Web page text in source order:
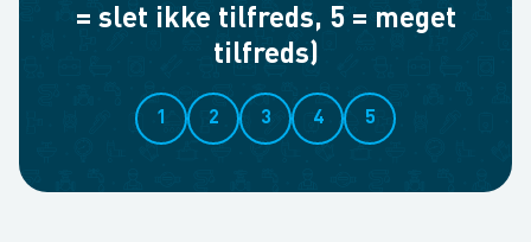
= slet ikke tilfreds, 5 = meget
tilfreds)
1 2 3 4 5